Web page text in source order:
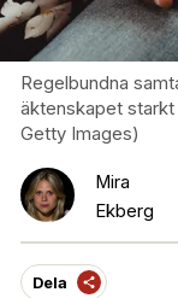
Regelbundna
äktenskapet starkt
Getty Images)
Mira
Ekberg
Dela